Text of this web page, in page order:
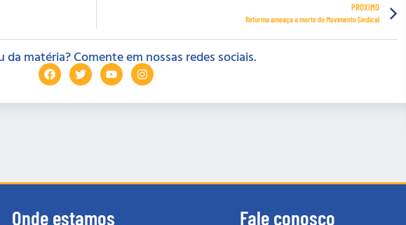
PRÓXIMO
Reforma ameaça a morte do Movimento Sindical
da matéria? Comente em nossas redes sociais.
Onde estamos Fale conosco